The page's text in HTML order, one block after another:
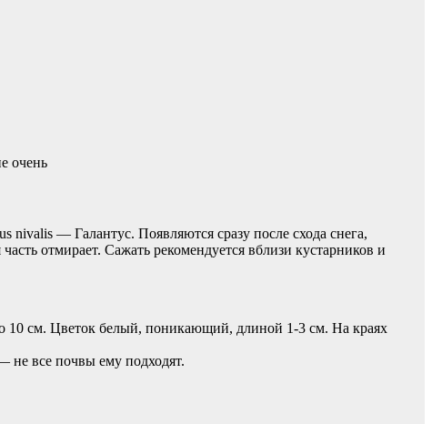
очень
— Галантус. Появляются сразу после схода снега,
отмирает. Сажать рекомендуется вблизи кустарников и
10 см. Цветок белый, поникающий, длиной 1-3 см. На краях
не все почвы ему подходят.